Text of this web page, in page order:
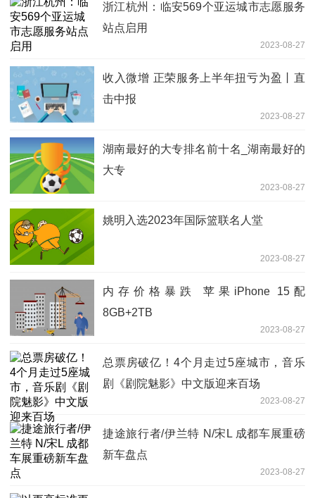
浙江杭州：临安569个亚运城市志愿服务
站点启用
2023-08-27
收入微增 正荣服务上半年扭亏为盈丨直
击中报
2023-08-27
湖南最好的大专排名前十名_湖南最好的
大专
2023-08-27
姚明入选2023年国际篮联名人堂
2023-08-27
内存价格暴跌 苹果iPhone 15配
8GB+2TB
2023-08-27
总票房破亿！4个月走过5座城市，音乐
剧《剧院魅影》中文版迎来百场
2023-08-27
捷途旅行者/伊兰特 N/宋L 成都车展重磅
新车盘点
2023-08-27